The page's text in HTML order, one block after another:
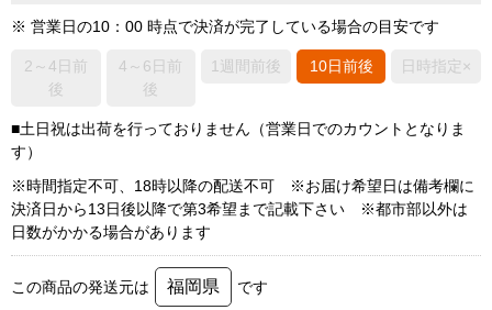
※ 営業日の10：00 時点で決済が完了している場合の目安です
2～4日前
後
4～6日前
後
1週間前後 10日前後 日時指定×
■土日祝は出荷を行っておりません（営業日でのカウントとなりま
す）
※時間指定不可、18時以降の配送不可 ※お届け希望日は備考欄に
決済日から13日後以降で第3希望まで記載下さい ※都市部以外は
日数がかかる場合があります
この商品の発送元は 福岡県 です